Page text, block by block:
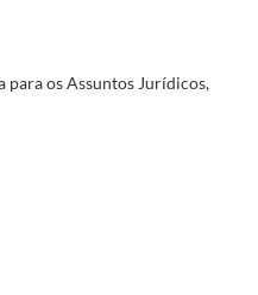
para os Assuntos Jurídicos,